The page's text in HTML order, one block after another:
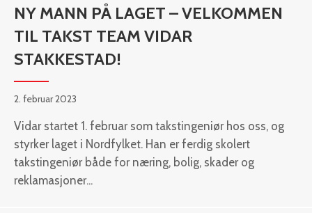
NY MANN PÅ LAGET – VELKOMMEN
TIL TAKST TEAM VIDAR
STAKKESTAD!
2. februar 2023
Vidar startet 1. februar som takstingeniør hos oss, og
styrker laget i Nordfylket. Han er ferdig skolert
takstingeniør både for næring, bolig, skader og
reklamasjoner...